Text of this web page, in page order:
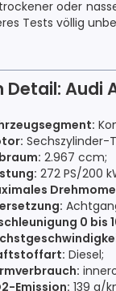
oder
Tests völlig
Detail: Audi
Sechszylinder-
2.967 ccm;
272 PS/200
0 bis
Diesel;
Emission: 139 g/